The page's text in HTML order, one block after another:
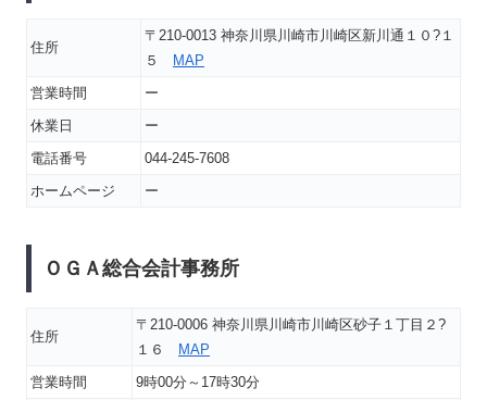
住所
〒210-0013 神奈川県川崎市川崎区新川通１０?１
５
MAP
営業時間
ー
休業日
ー
電話番号
044-245-7608
ホームページ
ー
ＯＧＡ総合会計事務所
住所
〒210-0006 神奈川県川崎市川崎区砂子１丁目２?
１６
MAP
営業時間
9時00分～17時30分